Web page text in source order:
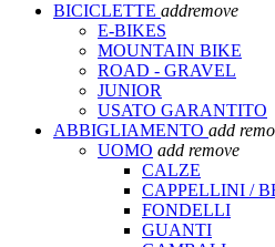
BICICLETTE addremove
E-BIKES
MOUNTAIN BIKE
ROAD - GRAVEL
JUNIOR
USATO GARANTITO
ABBIGLIAMENTO add
UOMO add remove
CALZE
CAPPELLINI /
FONDELLI
GUANTI